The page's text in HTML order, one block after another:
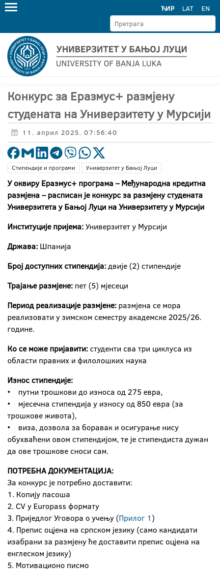
ЋИР LAT EN
Конкурс за Еразмус+ размјену
студената на Универзитету у Мурсији
11. април 2025. 07:56:40
Стипендије и програми Универзитет у Бањој Луци
У оквиру Еразмус+ програма – Међународна кредитна
размјена – расписан је конкурс за размјену студената
Универзитета у Бањој Луци на Универзитету у Мурсији
Институције пријема:Универзитет у Мурсији
Држава: Шпанија
Број доступних стипендија:двије (2) стипендије
Трајање размјене: пет (5) мјесеци
Период реализације размјене: размјена се мора
реализовати у зимском семестру академске 2025/26.
године.
Ко се може пријавити: студенти сва три циклуса из
области правних и филолошких наука
Износ стипендије:
• путни трошкови до износа од 275 евра,
• мјесечна стипендија у износу од 850 евра (за
трошкове живота),
• виза, дозвола за боравак и осигурање нису
обухваћени овом стипендијом, те је стипендиста дужан
да ове трошкове сноси сам.
ПОТРЕБНА ДОКУМЕНТАЦИЈА:
За конкурс је потребно доставити:
1. Копију пасоша
2. CV у Europass формату
3. Приједлог Уговора о учењу (Прилог 1)
4. Препис оцјена на српском језику (само кандидати
изабрани за размјену ће доставити препис оцјена на
енглеском језику)
5. Мотивационо писмо